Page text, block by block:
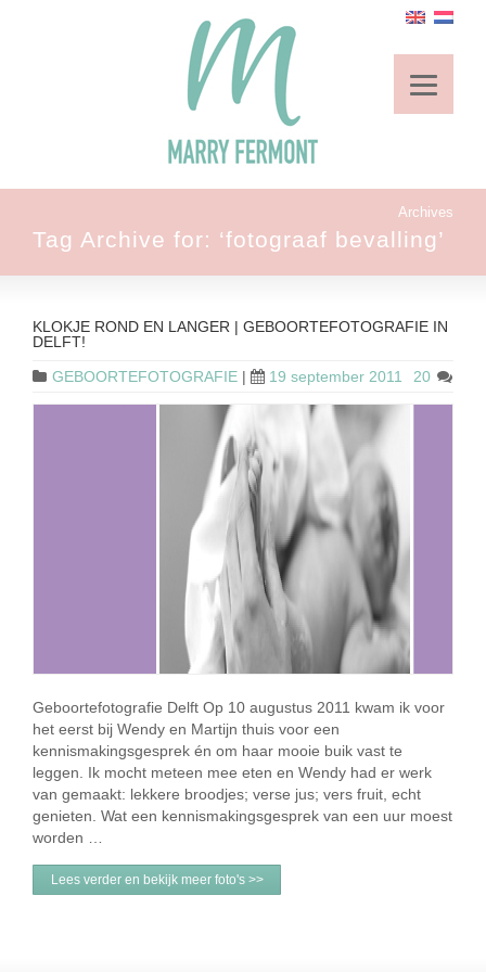
Archives
Tag Archive for: ‘fotograaf bevalling’
KLOKJE ROND EN LANGER | GEBOORTEFOTOGRAFIE IN
DELFT!
GEBOORTEFOTOGRAFIE | 19 september 2011 20
Geboortefotografie Delft Op 10 augustus 2011 kwam ik voor
het eerst bij Wendy en Martijn thuis voor een
kennismakingsgesprek én om haar mooie buik vast te
leggen. Ik mocht meteen mee eten en Wendy had er werk
van gemaakt: lekkere broodjes; verse jus; vers fruit, echt
genieten. Wat een kennismakingsgesprek van een uur moest
worden …
Lees verder en bekijk meer foto's >>